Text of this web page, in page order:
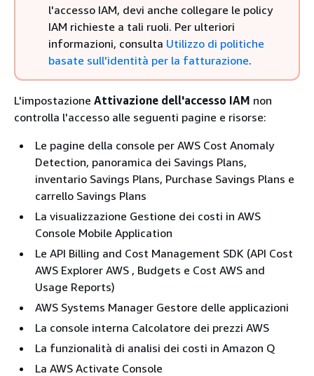
l'accesso IAM, devi anche collegare le policy
IAM richieste a tali ruoli. Per ulteriori
informazioni, consulta Utilizzo di politiche
basate sull'identità per la fatturazione.
L'impostazione Attivazione dell'accesso IAM non
controlla l'accesso alle seguenti pagine e risorse:
Le pagine della console per AWS Cost Anomaly
Detection, panoramica dei Savings Plans,
inventario Savings Plans, Purchase Savings Plans e
carrello Savings Plans
La visualizzazione Gestione dei costi in AWS
Console Mobile Application
Le API Billing and Cost Management SDK (API Cost
AWS Explorer AWS , Budgets e Cost AWS and
Usage Reports)
AWS Systems Manager Gestore delle applicazioni
La console interna Calcolatore dei prezzi AWS
La funzionalità di analisi dei costi in Amazon Q
La AWS Activate Console